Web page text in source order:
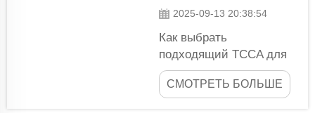
2025-09-13 20:38:54
Как выбрать
подходящий TCCA для
лучшей компенсации
Бэрда. В контексте
СМОТРЕТЬ БОЛЬШЕ